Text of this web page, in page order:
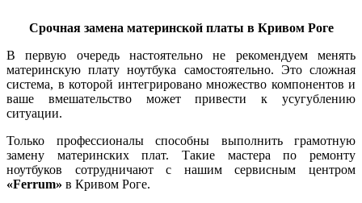
Срочная замена материнской платы в Кривом Роге
В первую очередь настоятельно не рекомендуем менять
материнскую плату ноутбука самостоятельно. Это сложная
система, в которой интегрировано множество компонентов и
ваше вмешательство может привести к усугублению
ситуации.
Только профессионалы способны выполнить грамотную
замену материнских плат. Такие мастера по ремонту
ноутбуков сотрудничают с нашим сервисным центром
«Ferrum» в Кривом Роге.